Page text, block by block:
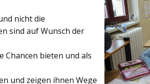
nicht die
sind auf Wunsch der
Chancen bieten und als
und zeigen ihnen Wege